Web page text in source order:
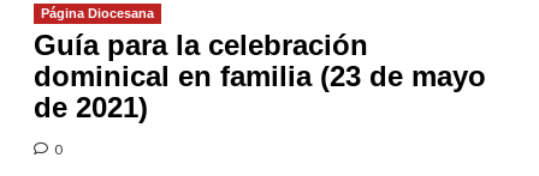
Página Diocesana
Guía para la celebración
dominical en familia (23 de mayo
de 2021)
0